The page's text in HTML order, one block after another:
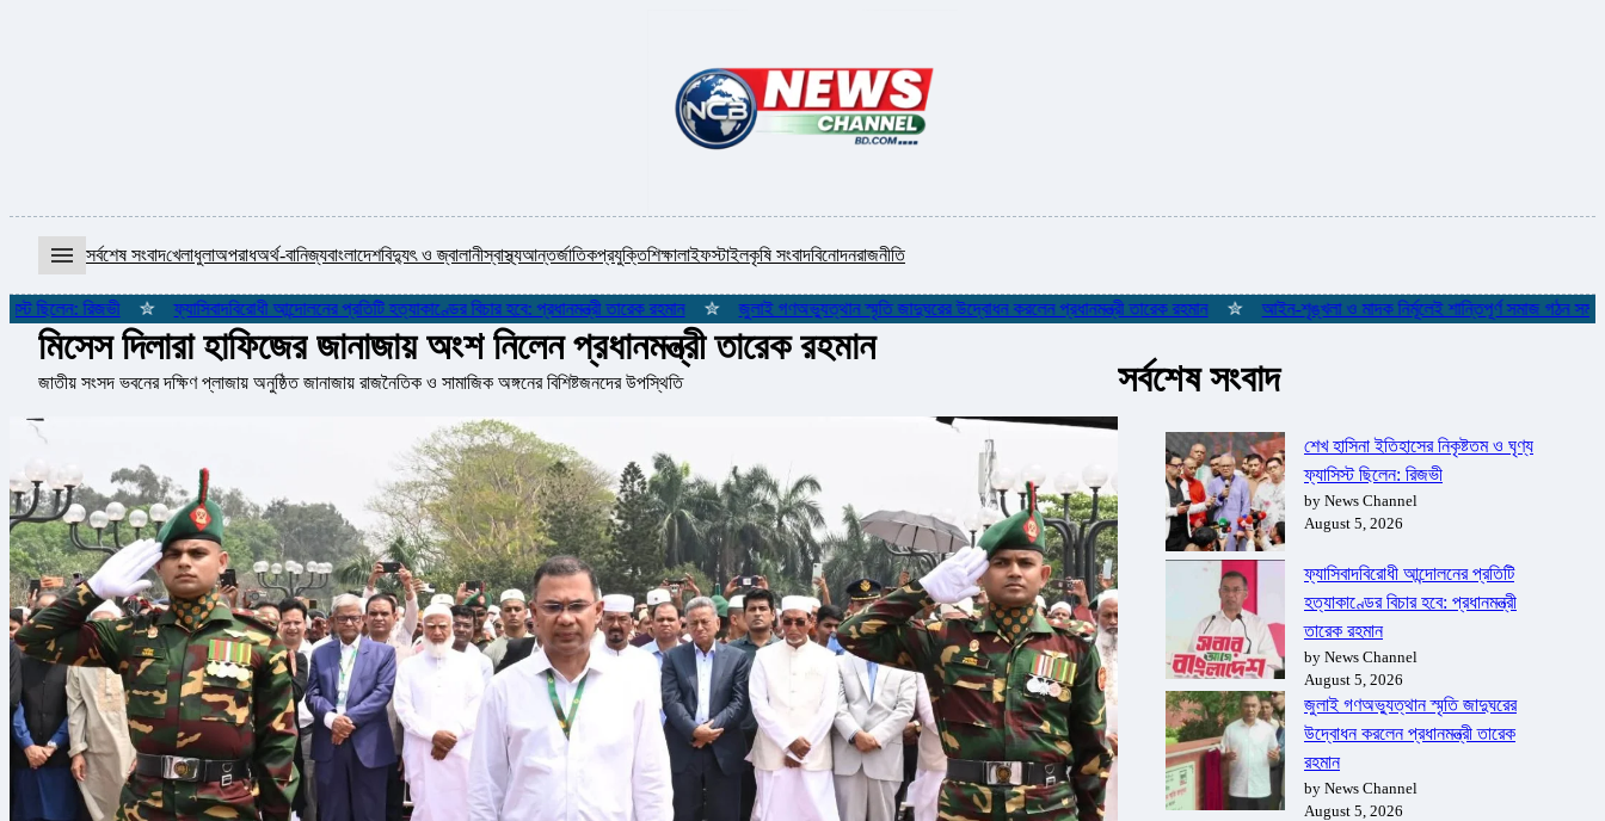
menu সর্বশেষ সংবাদখেলাধুলাঅপরাধঅর্থ-বানিজ্যবাংলাদেশবিদ্যুৎ ও জ্বালানীস্বাস্থ্যআন্তর্জাতিকপ্রযুক্তিশিক্ষালাইফস্টাইলকৃষি সংবাদবিনোদনরাজনীতি
রিজভী ✮ ফ্যাসিবাদবিরোধী আন্দোলনের প্রতিটি হত্যাকাণ্ডের বিচার হবে: প্রধানমন্ত্রী তারেক রহমান ✮ জুলাই গণঅভ্যুত্থান স্মৃতি জাদুঘরের উদ্বোধন করলেন প্রধানমন্ত্রী তারেক রহমান ✮ আইন-শৃঙ্খলা ও মাদক নির্মূলেই শান্তিপূর্ণ সমাজ গঠন সম্ভব:
মিসেস দিলারা হাফিজের জানাজায় অংশ নিলেন প্রধানমন্ত্রী তারেক রহমান
জাতীয় সংসদ ভবনের দক্ষিণ প্লাজায় অনুষ্ঠিত জানাজায় রাজনৈতিক ও সামাজিক অঙ্গনের বিশিষ্টজনদের উপস্থিতি সর্বশেষ সংবাদ
শেখ হাসিনা ইতিহাসের নিকৃষ্টতম ও ঘৃণ্য
ফ্যাসিস্ট ছিলেন: রিজভী
by News Channel
August 5, 2026
ফ্যাসিবাদবিরোধী আন্দোলনের প্রতিটি
হত্যাকাণ্ডের বিচার হবে: প্রধানমন্ত্রী
তারেক রহমান
by News Channel
August 5, 2026
জুলাই গণঅভ্যুত্থান স্মৃতি জাদুঘরের
উদ্বোধন করলেন প্রধানমন্ত্রী তারেক
রহমান
by News Channel
August 5, 2026